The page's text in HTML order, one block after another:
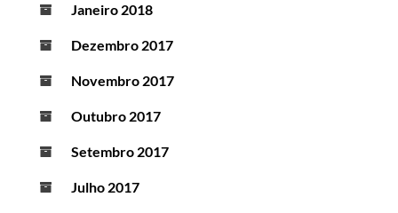
Janeiro 2018
Dezembro 2017
Novembro 2017
Outubro 2017
Setembro 2017
Julho 2017